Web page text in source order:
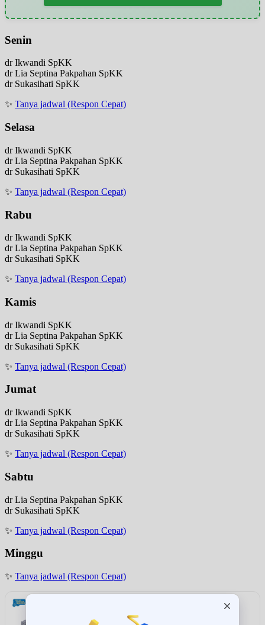
Senin
dr Ikwandi SpKK
dr Lia Septina Pakpahan SpKK
dr Sukasihati SpKK
✨ Tanya jadwal (Respon Cepat)
Selasa
dr Ikwandi SpKK
dr Lia Septina Pakpahan SpKK
dr Sukasihati SpKK
✨ Tanya jadwal (Respon Cepat)
Rabu
dr Ikwandi SpKK
dr Lia Septina Pakpahan SpKK
dr Sukasihati SpKK
✨ Tanya jadwal (Respon Cepat)
Kamis
dr Ikwandi SpKK
dr Lia Septina Pakpahan SpKK
dr Sukasihati SpKK
✨ Tanya jadwal (Respon Cepat)
Jumat
dr Ikwandi SpKK
dr Lia Septina Pakpahan SpKK
dr Sukasihati SpKK
✨ Tanya jadwal (Respon Cepat)
Sabtu
dr Lia Septina Pakpahan SpKK
dr Sukasihati SpKK
✨ Tanya jadwal (Respon Cepat)
Minggu
✨ Tanya jadwal (Respon Cepat)
Omron Tensimeter Digital HEM-7124